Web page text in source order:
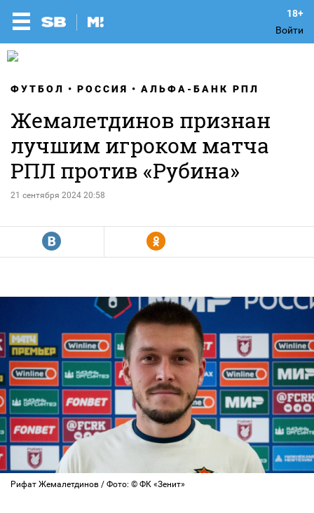
Войти
ФУТБОЛ РОССИЯ АЛЬФА-БАНК РПЛ
Жемалетдинов признан
лучшим игроком матча
РПЛ против «Рубина»
21 сентября 2024 20:58
R Y
Рифат Жемалетдинов / Фото: © ФК «Зенит»